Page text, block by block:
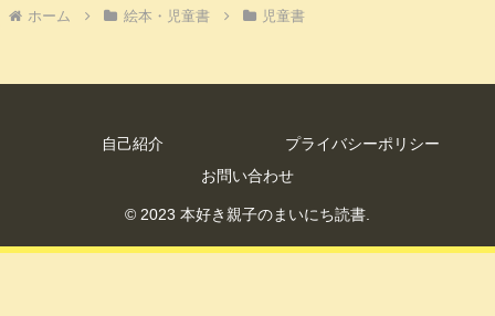
ホーム 絵本・児童書 児童書
自己紹介
プライバシーポリシー
お問い合わせ
© 2023 本好き親子のまいにち読書.